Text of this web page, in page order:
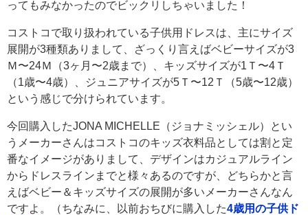
ってもみなかったのでビックリしちゃいました！
コストコで取り扱われている子供用ドレスは、主にサイズ
展開が3種類ありまして、ざっくり言えばベビーサイズが3
Ｍ〜24Ｍ（3ヶ月〜2歳まで）、キッズサイズが1Ｔ〜4Ｔ
（1歳〜4歳）、ジュニアサイズが5Ｔ〜12Ｔ（5歳〜12歳）
という感じで分けられています。
今回購入したJONA MICHELLE（ジョナミッシェル）とい
うメーカーさんはコストコのキッズ衣料品としては割と定
番なイメージがありまして、デザインはカジュアルライン
からドレスラインまでと様々あるのですが、どちらかと言
えばベビー＆キッズサイズの展開が多いメーカーさんなん
ですよ。（ちなみに、以前おちびに購入した4歳用の子供ド